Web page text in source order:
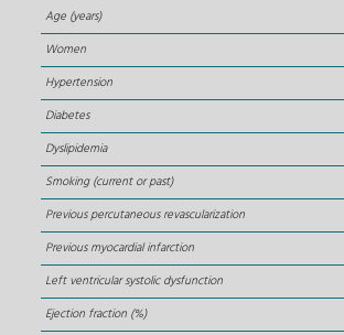
Age (years)
Women
Hypertension
Diabetes
Dyslipidemia
Smoking (current or past)
Previous percutaneous revascularization
Previous myocardial infarction
Left ventricular systolic dysfunction
Ejection fraction (%)